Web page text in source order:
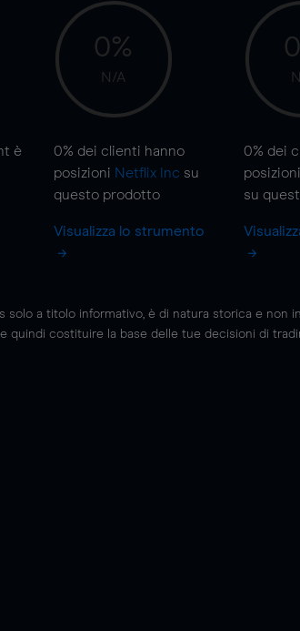
è
0%
N/A
0% dei clienti hanno
posizioni Netflix Inc su
questo prodotto
Visualizza lo strumento
0% dei
posizioni
su
a titolo informativo, è di natura storica e non
quindi costituire la base delle tue decisioni di